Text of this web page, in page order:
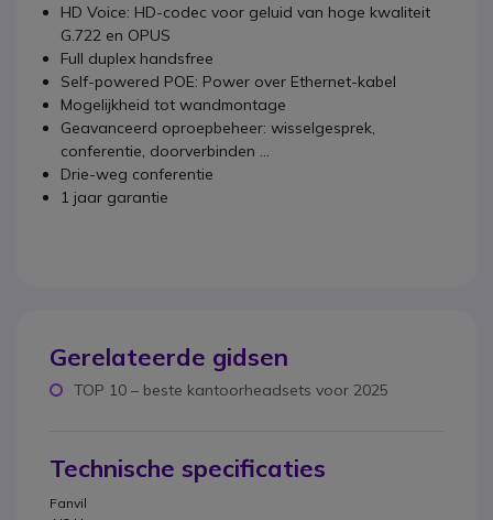
HD Voice: HD-codec voor geluid van hoge kwaliteit
G.722 en OPUS
Full duplex handsfree
Self-powered POE: Power over Ethernet-kabel
Mogelijkheid tot wandmontage
Geavanceerd oproepbeheer: wisselgesprek,
conferentie, doorverbinden ...
Drie-weg conferentie
1 jaar garantie
Gerelateerde gidsen
TOP 10 – beste kantoorheadsets voor 2025
Technische specificaties
Fanvil